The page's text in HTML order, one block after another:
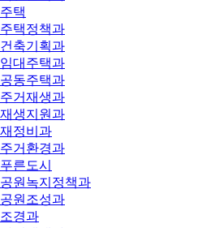
주택
주택정책과
건축기획과
임대주택과
공동주택과
주거재생과
재생지원과
재정비과
주거환경과
푸른도시
공원녹지정책과
공원조성과
조경과